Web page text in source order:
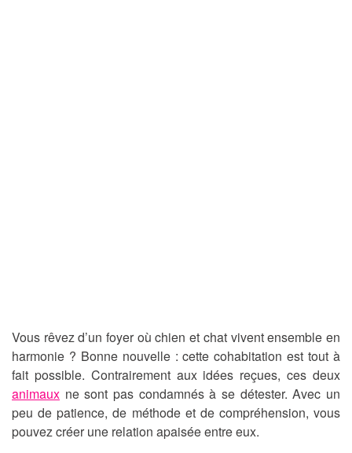
Vous rêvez d’un foyer où chien et chat vivent ensemble en
harmonie ? Bonne nouvelle : cette cohabitation est tout à
fait possible. Contrairement aux idées reçues, ces deux
animaux ne sont pas condamnés à se détester. Avec un
peu de patience, de méthode et de compréhension, vous
pouvez créer une relation apaisée entre eux.